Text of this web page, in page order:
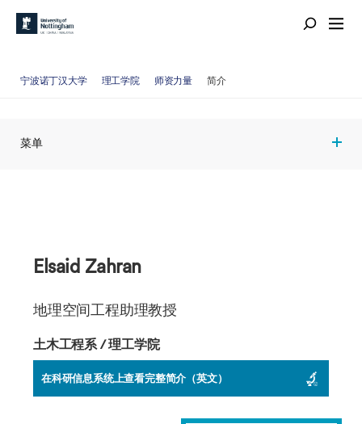
宁波诺丁汉大学 理工学院 师资力量 简介
菜单
Elsaid Zahran
地理空间工程助理教授
土木工程系 / 理工学院
在科研信息系统上查看完整简介（英文）